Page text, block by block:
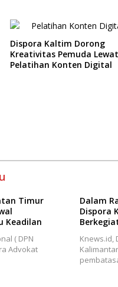
Dispora Kaltim Dorong
Kreativitas Pemuda Lewat
Pelatihan Konten Digital
Timur
Keadilan
( DPN
Advokat
Dalam
Dispora
Knews.id,